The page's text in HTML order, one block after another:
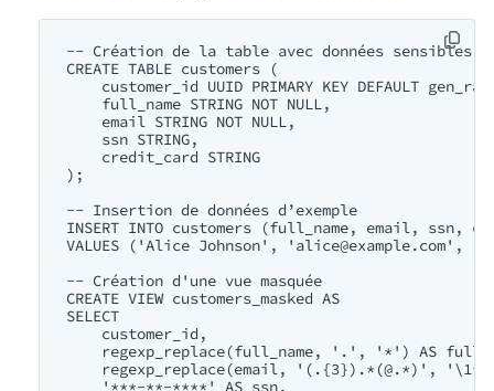
-- Création de la table avec données sensibles
CREATE TABLE customers (
customer_id UUID PRIMARY KEY DEFAULT
    full_name STRING NOT NULL,
    email STRING NOT NULL,
    ssn STRING,
    credit_card STRING
);
-- Insertion de données d’exemple
INSERT INTO customers (full_name, email, ssn,
VALUES ('Alice Johnson', ' alice@example.com',
-- Création d'une vue masquée
CREATE VIEW customers_masked AS
SELECT
    customer_id,
regexp_replace(full_name, '.', '*') AS
regexp_replace(email, '(.{3}).*(@.*)',
    '***-**-****' AS ssn,